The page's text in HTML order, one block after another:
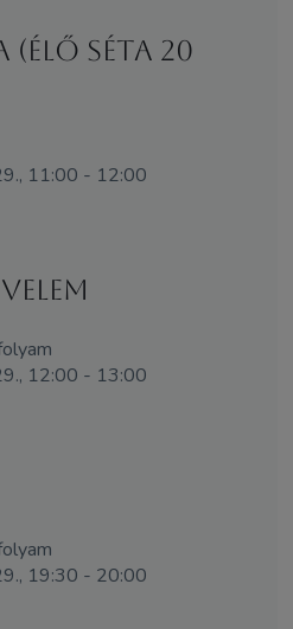
(élő séta 20
11:00 - 12:00
12:00 - 13:00
19:30 - 20:00